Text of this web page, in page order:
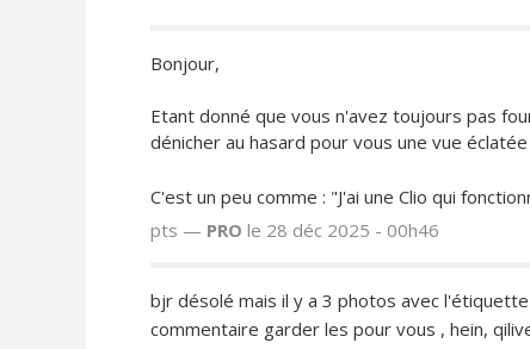
Bonjour,
Etant donné que vous n'avez toujours pas
dénicher au hasard pour vous une vue
C'est un peu comme : "J'ai une Clio qui
pts — PRO le 28 déc 2025 - 00h46
bjr désolé mais il y a 3 photos avec
commentaire garder les pour vous , hein,